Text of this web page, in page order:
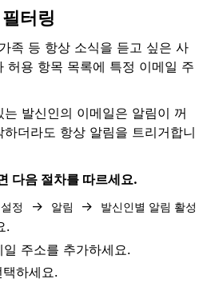
터링
족 등 항상 소식을 듣고 싶은 사
허용 항목 목록에 특정 이메일 주
발신인의 이메일은 알림이 꺼
더라도 항상 알림을 트리거합니
다음 절차를 따르세요.
설정 → 알림 →
발신인별 알림 활성
.
주소를 추가하세요.
택하세요.